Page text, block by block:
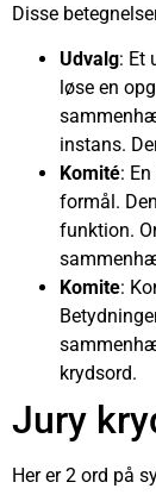
Disse
Udvalg: Et
løse en
instans.
Komité:
formål.
funktion.
Komite:
krydsord.
Jury
Her er 2 ord på